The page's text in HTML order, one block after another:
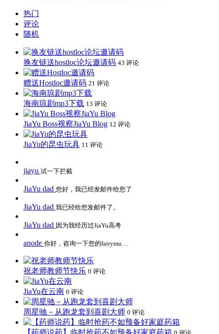
热门
评论
随机
换友链送hostloc论坛邀请码 43 评论
赠送Hostloc邀请码 21 评论
海南琼剧mp3下载 13 评论
JiaYu Boss视察JiaYu Blog 12 评论
JiaYu的昆虫玩具 11 评论
jiayu 试一下拦截
JiaYu dad 您好，我已经发邮件给您了
JiaYu dad 我已经给您发邮件了。
JiaYu dad 因为我经历过JiaYu高考
anode 你好，咨询一下您的fairymu…
祝老师教师节快乐 0 评论
JiaYu在云南 0 评论
周星驰－从跑龙套到喜剧大师 0 评论
【药师说药】临时抢药不如预备好家庭药箱